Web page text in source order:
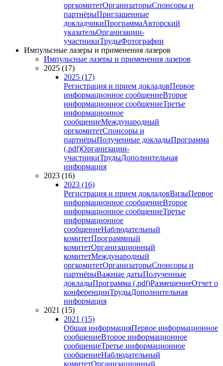
оргкомитетОрганизаторыСпонсоры и
партнёрыПриглашенные
докладчикиПрограммаАвторский
указательОрганизации-
участникиТрудыФотографии
Импульсные лазеры и применения лазеров
Импульсные лазеры и применения лазеров
2025 (17)
2025 (17)
Регистрация и прием докладовПервое
информационное сообщениеВторое
информационное сообщениеТретье
информационное
сообщениеМеждународный
оргкомитетСпонсоры и
партнёрыПолученные докладыПрограмма
(.pdf)Организации-
участникиТрудыДополнительная
информация
2023 (16)
2023 (16)
Регистрация и прием докладовВизыПервое
информационное сообщениеВторое
информационное сообщениеТретье
информационное
сообщениеНаблюдательный
комитетПрограммный
комитетОрганизационный
комитетМеждународный
оргкомитетОрганизаторыСпонсоры и
партнёрыВажные датыПолученные
докладыПрограмма (.pdf)РазмещениеОтчет о
конференцииТрудыДополнительная
информация
2021 (15)
2021 (15)
Общая информацияПервое информационное
сообщениеВторое информационное
сообщениеТретье информационное
сообщениеНаблюдательный
комитетОрганизационный